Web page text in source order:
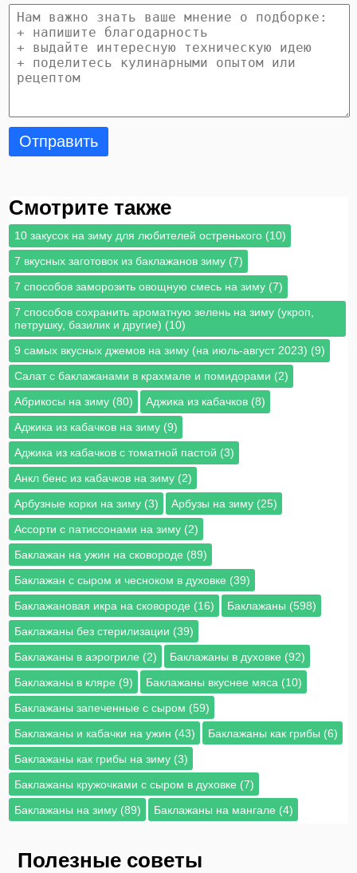
Отправить
Смотрите также
10 закусок на зиму для любителей остренького (10)
7 вкусных заготовок из баклажанов зиму (7)
7 способов заморозить овощную смесь на зиму (7)
7 способов сохранить ароматную зелень на зиму (укроп,
петрушку, базилик и другие) (10)
9 самых вкусных джемов на зиму (на июль-август 2023) (9)
Cалат с баклажанами в крахмале и помидорами (2)
Абрикосы на зиму (80)
Аджика из кабачков (8)
Аджика из кабачков на зиму (9)
Аджика из кабачков с томатной пастой (3)
Анкл бенс из кабачков на зиму (2)
Арбузные корки на зиму (3)
Арбузы на зиму (25)
Ассорти с патиссонами на зиму (2)
Баклажан на ужин на сковороде (89)
Баклажан с сыром и чесноком в духовке (39)
Баклажановая икра на сковороде (16)
Баклажаны (598)
Баклажаны без стерилизации (39)
Баклажаны в аэрогриле (2)
Баклажаны в духовке (92)
Баклажаны в кляре (9)
Баклажаны вкуснее мяса (10)
Баклажаны запеченные с сыром (59)
Баклажаны и кабачки на ужин (43)
Баклажаны как грибы (6)
Баклажаны как грибы на зиму (3)
Баклажаны кружочками с сыром в духовке (7)
Баклажаны на зиму (89)
Баклажаны на мангале (4)
Полезные советы